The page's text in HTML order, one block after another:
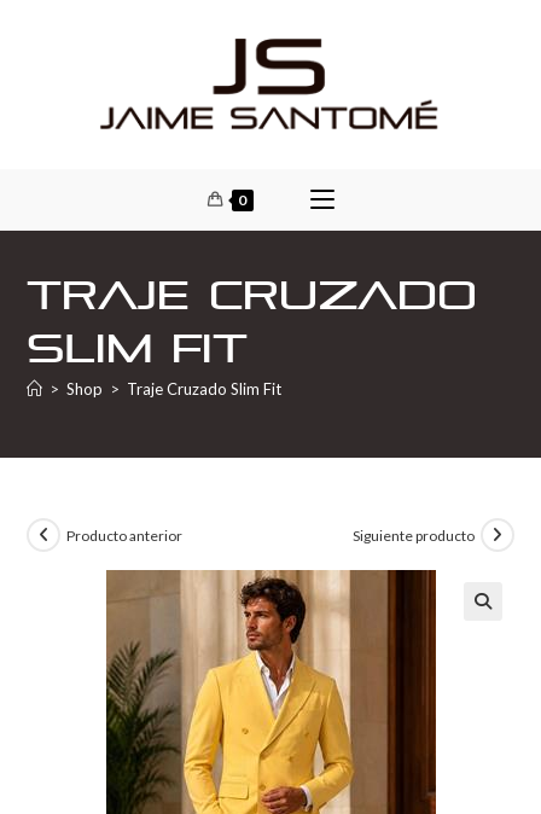
0
Traje Cruzado
Slim Fit
> Shop > Traje Cruzado Slim Fit
Producto anterior Siguiente producto